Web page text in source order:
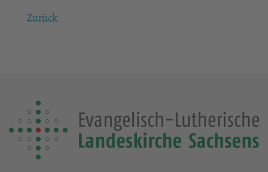
Zurück